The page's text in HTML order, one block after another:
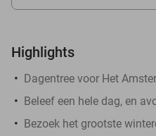
Highlights
Dagentree voor Het
Beleef een hele dag, en
Bezoek het grootste